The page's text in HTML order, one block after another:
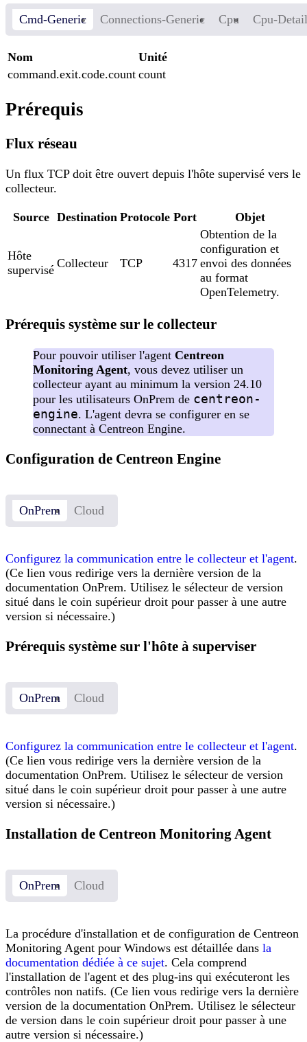
Cmd-Generic Connections-Generic Cpu Cpu-
Nom
Unité
command.exit.code.count count
Prérequis
Flux réseau
Un flux TCP doit être ouvert depuis l'hôte supervisé vers le
collecteur.
Source Destination Protocole Port Objet
Hôte
supervisé Collecteur TCP 4317
Obtention de la
configuration et
envoi des données
au format
OpenTelemetry.
Prérequis système sur le collecteur
Pour pouvoir utiliser l'agent Centreon
Monitoring Agent, vous devez utiliser un
collecteur ayant au minimum la version 24.10
pour les utilisateurs OnPrem de centreon-
engine. L'agent devra se configurer en se
connectant à Centreon Engine.
Configuration de Centreon Engine
OnPrem Cloud
Configurez la communication entre le collecteur et l'agent.
(Ce lien vous redirige vers la dernière version de la
documentation OnPrem. Utilisez le sélecteur de version
situé dans le coin supérieur droit pour passer à une autre
version si nécessaire.)
Prérequis système sur l'hôte à superviser
OnPrem Cloud
Configurez la communication entre le collecteur et l'agent.
(Ce lien vous redirige vers la dernière version de la
documentation OnPrem. Utilisez le sélecteur de version
situé dans le coin supérieur droit pour passer à une autre
version si nécessaire.)
Installation de Centreon Monitoring Agent
OnPrem Cloud
La procédure d'installation et de configuration de Centreon
Monitoring Agent pour Windows est détaillée dans la
documentation dédiée à ce sujet. Cela comprend
l'installation de l'agent et des plug-ins qui exécuteront les
contrôles non natifs. (Ce lien vous redirige vers la dernière
version de la documentation OnPrem. Utilisez le sélecteur
de version dans le coin supérieur droit pour passer à une
autre version si nécessaire.)